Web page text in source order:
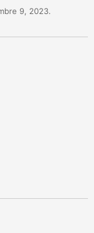
9, 2023.